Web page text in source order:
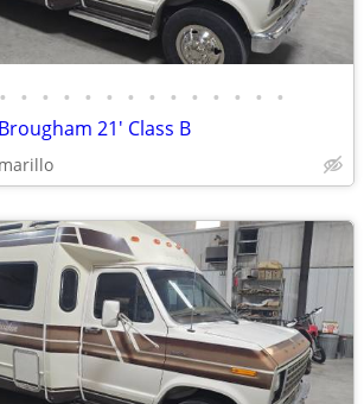
• • • • • • • • • • • • • •
21' Class B